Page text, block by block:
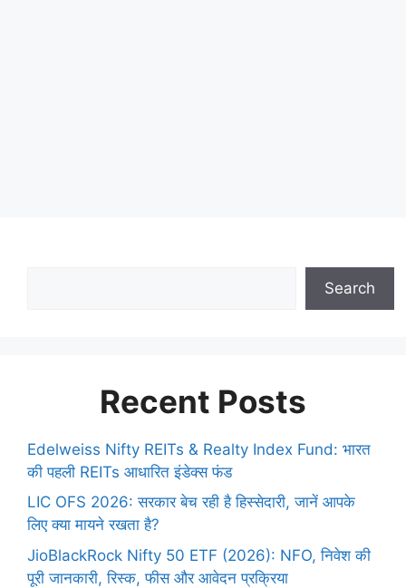
Search
Recent Posts
Edelweiss Nifty REITs & Realty Index Fund: भारत
की पहली REITs आधारित इंडेक्स फंड
LIC OFS 2026: सरकार बेच रही है हिस्सेदारी, जानें आपके
लिए क्या मायने रखता है?
JioBlackRock Nifty 50 ETF (2026): NFO, निवेश की
पूरी जानकारी, रिस्क, फीस और आवेदन प्रक्रिया